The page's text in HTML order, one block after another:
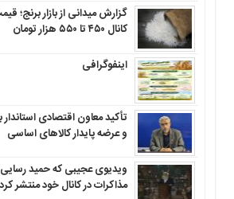
گزارش میدانی از بازار برنج؛
کانال ۴۵۰ تا ۵۵۰ هزار تومان
اینفوگرافی
تأکید معاون اقتصادی استاندار
و عرضه پایدار کالاهای اساسی
ویدیوی عجیبی که حمید
مذاکرات در کانال خود منتشر کرد